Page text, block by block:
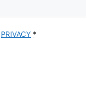
PRIVACY *